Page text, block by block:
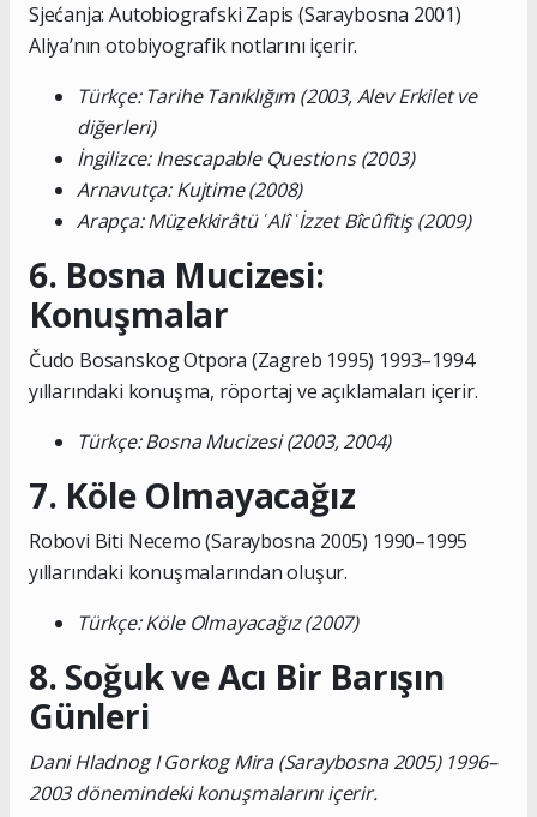
Sjećanja: Autobiografski Zapis (Saraybosna 2001)
Aliya’nın otobiyografik notlarını içerir.
Türkçe: Tarihe Tanıklığım (2003, Alev Erkilet ve
diğerleri)
İngilizce: Inescapable Questions (2003)
Arnavutça: Kujtime (2008)
Arapça: Müẕekkirâtü ʿAlî ʿİzzet Bîcûfîtiş (2009)
6. Bosna Mucizesi:
Konuşmalar
Čudo Bosanskog Otpora (Zagreb 1995) 1993–1994
yıllarındaki konuşma, röportaj ve açıklamaları içerir.
Türkçe: Bosna Mucizesi (2003, 2004)
7. Köle Olmayacağız
Robovi Biti Necemo (Saraybosna 2005) 1990–1995
yıllarındaki konuşmalarından oluşur.
Türkçe: Köle Olmayacağız (2007)
8. Soğuk ve Acı Bir Barışın
Günleri
Dani Hladnog I Gorkog Mira (Saraybosna 2005) 1996–
2003 dönemindeki konuşmalarını içerir.